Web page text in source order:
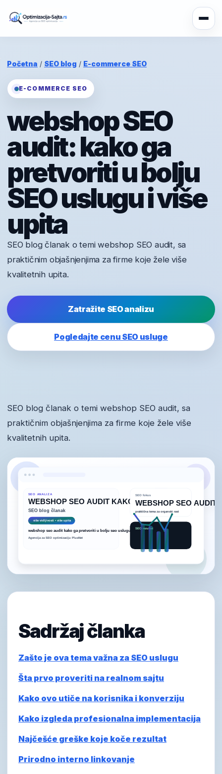
Početna / SEO blog / E-commerce SEO
E-COMMERCE SEO
webshop SEO
audit: kako ga
pretvoriti u bolju
SEO uslugu i više
upita
SEO blog članak o temi webshop SEO audit, sa
praktičnim objašnjenjima za firme koje žele više
kvalitetnih upita.
Zatražite SEO analizu
Pogledajte cenu SEO usluge
SEO blog članak o temi webshop SEO audit, sa
praktičnim objašnjenjima za firme koje žele više
kvalitetnih upita.
Sadržaj članka
Zašto je ova tema važna za SEO uslugu
Šta prvo proveriti na realnom sajtu
Kako ovo utiče na korisnika i konverziju
Kako izgleda profesionalna implementacija
Najčešće greške koje koče rezultat
Prirodno interno linkovanje